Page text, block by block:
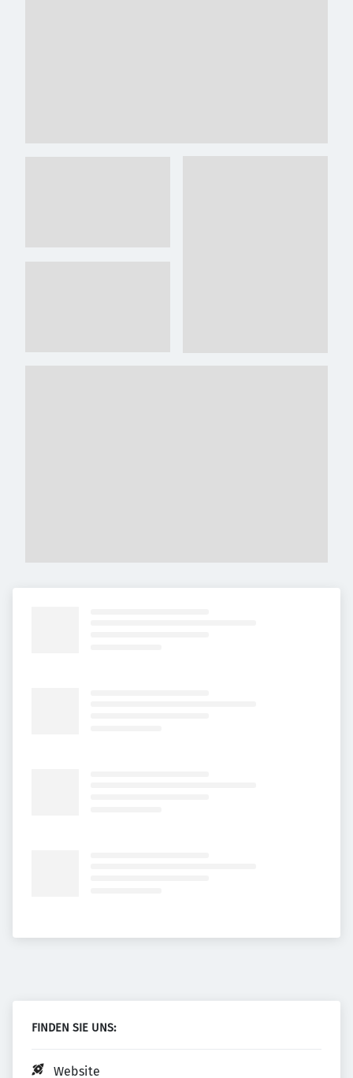
FINDEN SIE UNS:
Website